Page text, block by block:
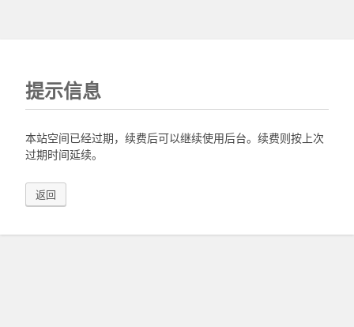
提示信息
本站空间已经过期，续费后可以继续使用后台。续费则按上次
过期时间延续。
返回